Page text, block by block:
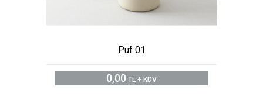
Puf 01
0,00 TL + KDV